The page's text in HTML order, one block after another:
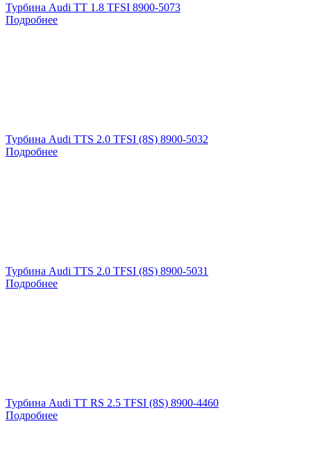
Турбина Audi TT 1.8 TFSI 8900-5073
Подробнее
Турбина Audi TTS 2.0 TFSI (8S) 8900-5032
Подробнее
Турбина Audi TTS 2.0 TFSI (8S) 8900-5031
Подробнее
Турбина Audi TT RS 2.5 TFSI (8S) 8900-4460
Подробнее